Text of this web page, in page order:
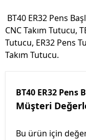
BT40 ER32 Pens
CNC Takım Tutucu,
Tutucu, ER32 Pens
Takım Tutucu.
BT40 ER32 Pens
Müşteri
Bu ürün için